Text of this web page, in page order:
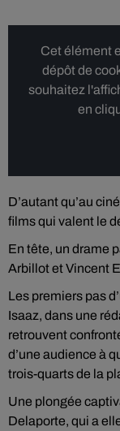
Cet élément
dépôt de
souhaitez
en
D’autant qu’au
films qui valent le
En tête, un drame
Arbillot et Vincent
Les premiers pas
Isaaz, dans une
retrouvent
d’une audience à
trois-quarts de la
Une plongée
Delaporte, qui a